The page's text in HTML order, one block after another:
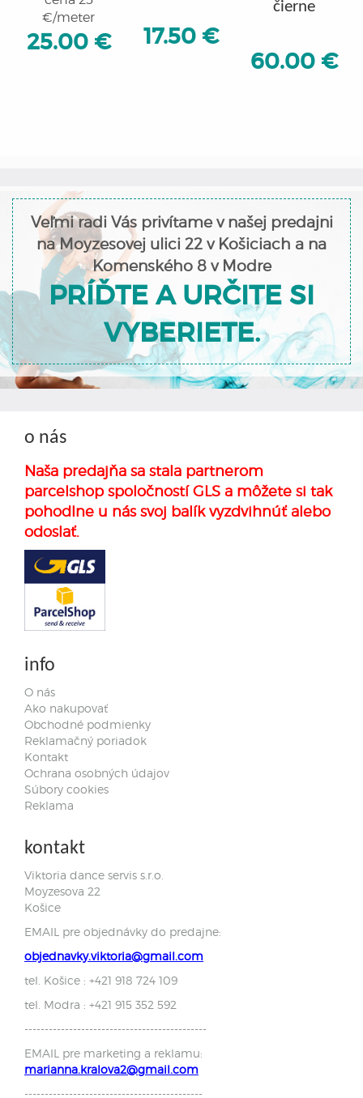
€/meter
25.00 € 17.50 €
čierne
60.00 €
Veľmi radi Vás privítame v našej predajni
na Moyzesovej ulici 22 v Košiciach a na
Komenského 8 v Modre
PRÍĎTE A URČITE SI
VYBERIETE.
o nás
Naša predajňa sa stala partnerom
parcelshop spoločností GLS a môžete si tak
pohodlne u nás svoj balík vyzdvihnúť alebo
odoslať.
info
O nás
Ako nakupovať
Obchodné podmienky
Reklamačný poriadok
Kontakt
Ochrana osobných údajov
Súbory cookies
Reklama
kontakt
Viktoria dance servis s.r.o.
Moyzesova 22
Košice
EMAIL pre objednávky do predajne:
objednavky.viktoria@gmail.com
tel. Košice : +421 918 724 109
tel. Modra : +421 915 352 592
---------------------------------------------
EMAIL pre marketing a reklamu:
marianna.kralova2@gmail.com
--------------------------------------------